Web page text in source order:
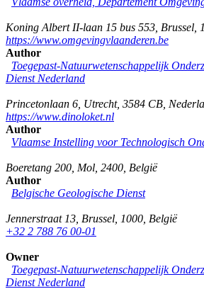
Koning Albert II-laan 15 bus 553 Brussel
https://www.omgevingvlaanderen.be
Author
Toegepast-Natuurwetenschappelijk
Dienst Nederland
Princetonlaan 6 Utrecht, 3584 CB
https://www.dinoloket.nl
Author
Vlaamse Instelling voor Technologisch
Boeretang 200 Mol 2400 België
Author
Belgische Geologische Dienst
Jennerstraat 13 Brussel 1000 België
+32 2 788 76 00-01
Owner
Toegepast-Natuurwetenschappelijk
Dienst Nederland